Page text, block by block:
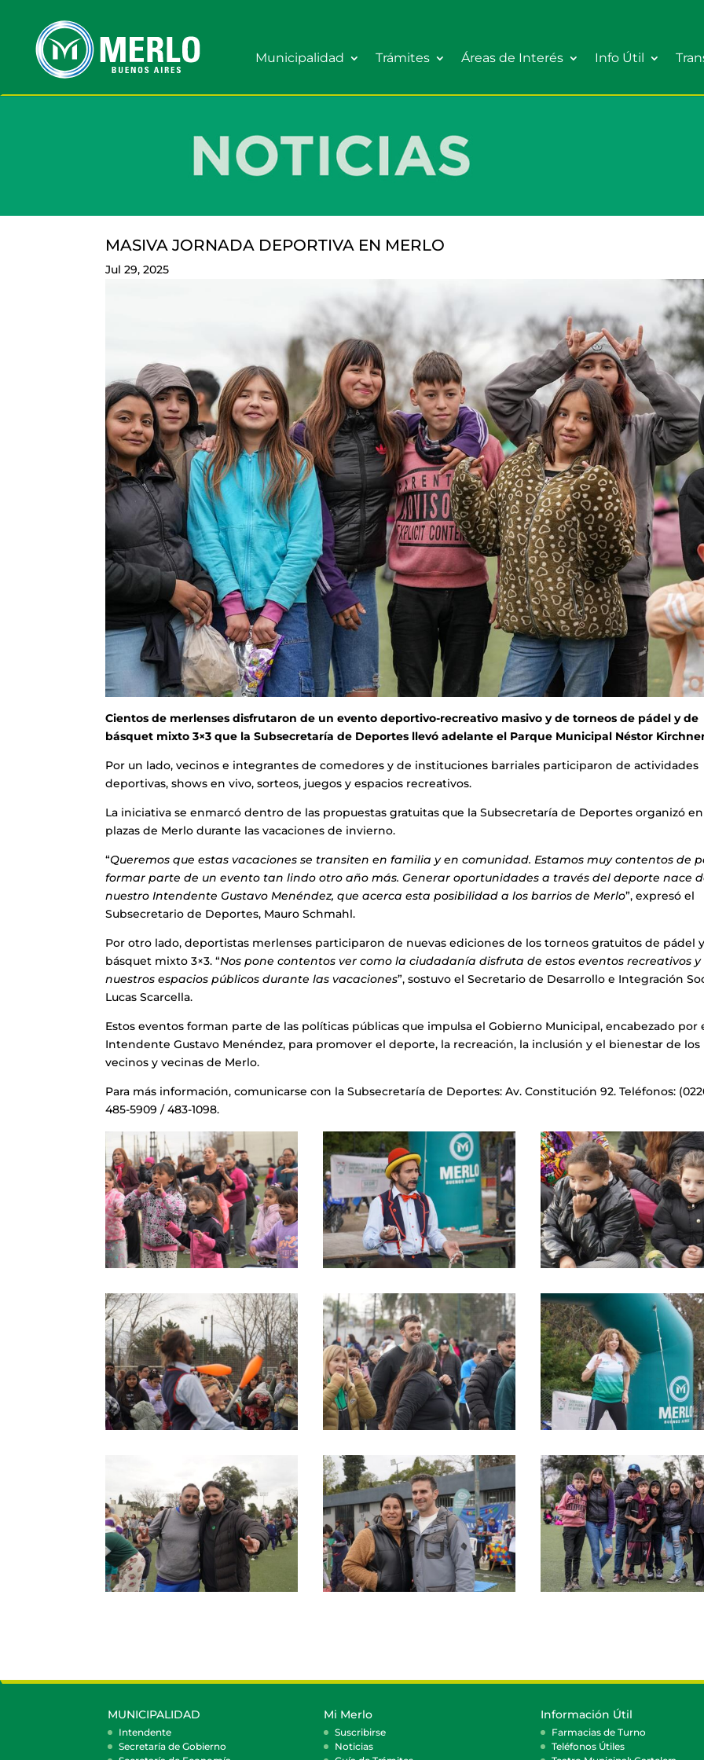
Municipalidad Trámites Áreas de Interés Info Útil
MASIVA JORNADA DEPORTIVA EN MERLO
Jul 29, 2025
Cientos de merlenses disfrutaron de un evento deportivo-recreativo masivo y de torneos de pádel y de
básquet mixto 3×3 que la Subsecretaría de Deportes llevó adelante el Parque Municipal Néstor
Por un lado, vecinos e integrantes de comedores y de instituciones barriales participaron de actividades
deportivas, shows en vivo, sorteos, juegos y espacios recreativos.
La iniciativa se enmarcó dentro de las propuestas gratuitas que la Subsecretaría de Deportes organizó
plazas de Merlo durante las vacaciones de invierno.
“Queremos que estas vacaciones se transiten en familia y en comunidad. Estamos muy contentos de
formar parte de un evento tan lindo otro año más. Generar oportunidades a través del deporte nace
nuestro Intendente Gustavo Menéndez, que acerca esta posibilidad a los barrios de Merlo”, expresó el
Subsecretario de Deportes, Mauro Schmahl.
Por otro lado, deportistas merlenses participaron de nuevas ediciones de los torneos gratuitos de pádel
básquet mixto 3×3. “Nos pone contentos ver como la ciudadanía disfruta de estos eventos recreativos y
nuestros espacios públicos durante las vacaciones”, sostuvo el Secretario de Desarrollo e Integración
Lucas Scarcella.
Estos eventos forman parte de las políticas públicas que impulsa el Gobierno Municipal, encabezado por
Intendente Gustavo Menéndez, para promover el deporte, la recreación, la inclusión y el bienestar de los
vecinos y vecinas de Merlo.
Para más información, comunicarse con la Subsecretaría de Deportes: Av. Constitución 92. Teléfonos:
485-5909 / 483-1098.
MUNICIPALIDAD
Intendente
Secretaría de Gobierno
Mi Merlo
Suscribirse
Noticias
Información Útil
Farmacias de Turno
Teléfonos Útiles